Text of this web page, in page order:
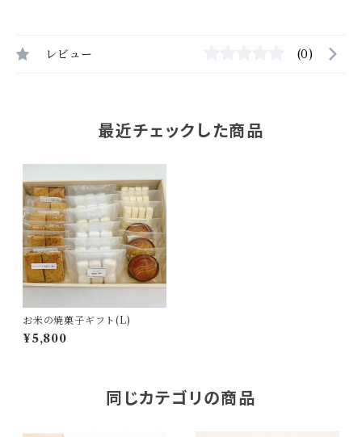
レビュー (0)
最近チェックした商品
お米の焼菓子ギフト(L)
¥5,800
同じカテゴリの商品